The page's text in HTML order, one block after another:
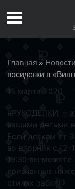
Главная » Новости
посиделки в
13 марта 2020
#РУКОДЕЛКИ –
вашими детьми
Если деткам от
во вторник с 12-
19:30 вы можете
признанных
стилях работ.